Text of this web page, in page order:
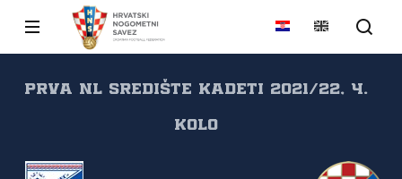
Prva NL Središte kadeti 2021/22, 4.
kolo